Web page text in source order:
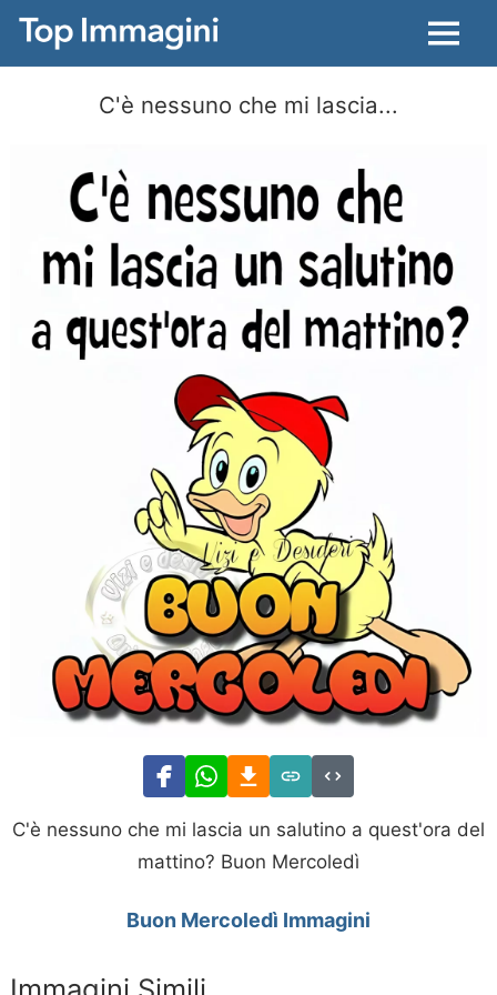
Menu
C'è nessuno che mi lascia...
C'è nessuno che mi lascia un salutino a quest'ora del
mattino? Buon Mercoledì
Buon Mercoledì Immagini